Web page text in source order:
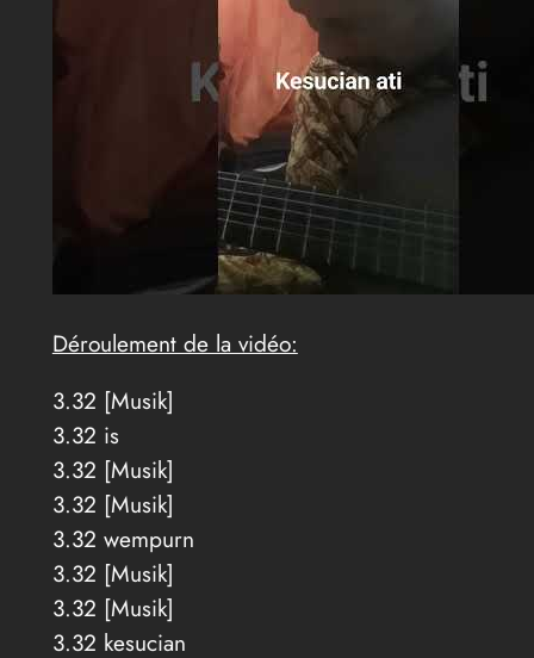
Déroulement de la vidéo:
3.32 [Musik]
3.32 is
3.32 [Musik]
3.32 [Musik]
3.32 wempurn
3.32 [Musik]
3.32 [Musik]
3.32 kesucian